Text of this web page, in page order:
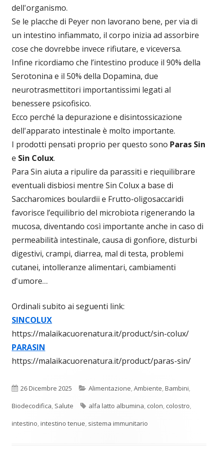
dell'organismo.
Se le placche di Peyer non lavorano bene, per via di
un intestino infiammato, il corpo inizia ad assorbire
cose che dovrebbe invece rifiutare, e viceversa.
Infine ricordiamo che l’intestino produce il 90% della
Serotonina e il 50% della Dopamina, due
neurotrasmettitori importantissimi legati al
benessere psicofisico.
Ecco perché la depurazione e disintossicazione
dell'apparato intestinale è molto importante.
I prodotti pensati proprio per questo sono Paras Sin
e Sin Colux.
Para Sin aiuta a ripulire da parassiti e riequilibrare
eventuali disbiosi mentre Sin Colux a base di
Saccharomices boulardii e Frutto-oligosaccaridi
favorisce l’equilibrio del microbiota rigenerando la
mucosa, diventando così importante anche in caso di
permeabilità intestinale, causa di gonfiore, disturbi
digestivi, crampi, diarrea, mal di testa, problemi
cutanei, intolleranze alimentari, cambiamenti
d'umore…
Ordinali subito ai seguenti link:
SINCOLUX
https://malaikacuorenatura.it/product/sin-colux/
PARASIN
https://malaikacuorenatura.it/product/paras-sin/
Pubblicato
26 Dicembre 2025 Categorie
Alimentazione,Ambiente,Bambini,
Biodecodifica, Salute Tag
alfa latto albumina, colon, colostro,
intestino,intestino tenue, sistema immunitario